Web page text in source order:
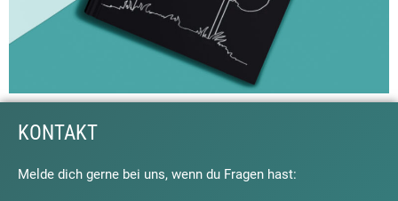
KONTAKT
Melde dich gerne bei uns, wenn du Fragen hast: